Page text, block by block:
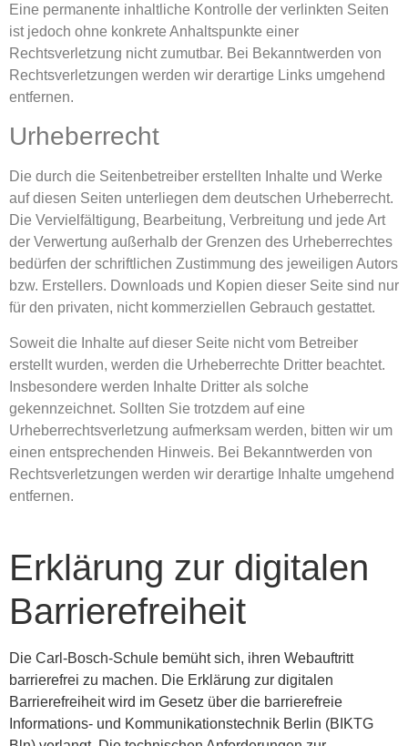
Eine permanente inhaltliche Kontrolle der verlinkten Seiten
ist jedoch ohne konkrete Anhaltspunkte einer
Rechtsverletzung nicht zumutbar. Bei Bekanntwerden von
Rechtsverletzungen werden wir derartige Links umgehend
entfernen.
Urheberrecht
Die durch die Seitenbetreiber erstellten Inhalte und Werke
auf diesen Seiten unterliegen dem deutschen Urheberrecht.
Die Vervielfältigung, Bearbeitung, Verbreitung und jede Art
der Verwertung außerhalb der Grenzen des Urheberrechtes
bedürfen der schriftlichen Zustimmung des jeweiligen Autors
bzw. Erstellers. Downloads und Kopien dieser Seite sind nur
für den privaten, nicht kommerziellen Gebrauch gestattet.
Soweit die Inhalte auf dieser Seite nicht vom Betreiber
erstellt wurden, werden die Urheberrechte Dritter beachtet.
Insbesondere werden Inhalte Dritter als solche
gekennzeichnet. Sollten Sie trotzdem auf eine
Urheberrechtsverletzung aufmerksam werden, bitten wir um
einen entsprechenden Hinweis. Bei Bekanntwerden von
Rechtsverletzungen werden wir derartige Inhalte umgehend
entfernen.
Erklärung zur digitalen
Barrierefreiheit
Die Carl-Bosch-Schule bemüht sich, ihren Webauftritt
barrierefrei zu machen. Die Erklärung zur digitalen
Barrierefreiheit wird im Gesetz über die barrierefreie
Informations- und Kommunikationstechnik Berlin (BIKTG